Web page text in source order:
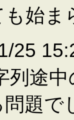
始ま
25
列途
題で